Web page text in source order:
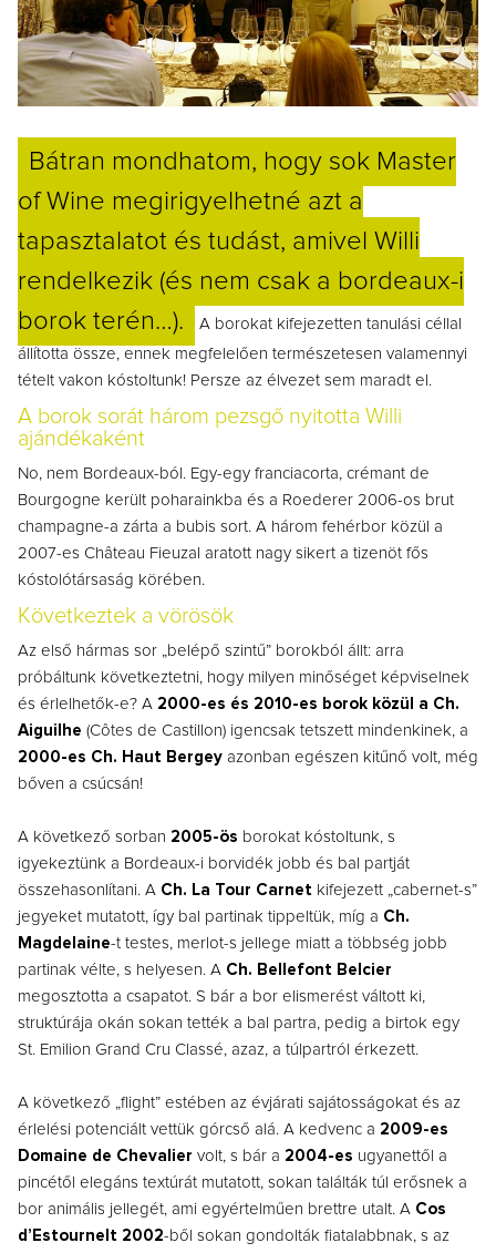
Bátran mondhatom, hogy sok Master
of Wine megirigyelhetné azt a
tapasztalatot és tudást, amivel Willi
rendelkezik (és nem csak a bordeaux-i
borok terén…).
A borokat kifejezetten tanulási céllal
állította össze, ennek megfelelően természetesen valamennyi
tételt vakon kóstoltunk! Persze az élvezet sem maradt el.
A borok sorát három pezsgő nyitotta Willi
ajándékaként
No, nem Bordeaux-ból. Egy-egy franciacorta, crémant de
Bourgogne került poharainkba és a Roederer 2006-os brut
champagne-a zárta a bubis sort. A három fehérbor közül a
2007-es Château Fieuzal aratott nagy sikert a tizenöt fős
kóstolótársaság körében.
Következtek a vörösök
Az első hármas sor „belépő szintű” borokból állt: arra
próbáltunk következtetni, hogy milyen minőséget képviselnek
és érlelhetők-e? A 2000-es és 2010-es borok közül a Ch.
Aiguilhe (Côtes de Castillon) igencsak tetszett mindenkinek, a
2000-es Ch. Haut Bergey azonban egészen kitűnő volt, még
bőven a csúcsán!
A következő sorban 2005-ös borokat kóstoltunk, s
igyekeztünk a Bordeaux-i borvidék jobb és bal partját
összehasonlítani. A Ch. La Tour Carnet kifejezett „cabernet-s”
jegyeket mutatott, így bal partinak tippeltük, míg a Ch.
Magdelaine-t testes, merlot-s jellege miatt a többség jobb
partinak vélte, s helyesen. A Ch. Bellefont Belcier
megosztotta a csapatot. S bár a bor elismerést váltott ki,
struktúrája okán sokan tették a bal partra, pedig a birtok egy
St. Emilion Grand Cru Classé, azaz, a túlpartról érkezett.
A következő „flight” estében az évjárati sajátosságokat és az
érlelési potenciált vettük górcső alá. A kedvenc a 2009-es
Domaine de Chevalier volt, s bár a 2004-es ugyanettől a
pincétől elegáns textúrát mutatott, sokan találták túl erősnek a
bor animális jellegét, ami egyértelműen brettre utalt. A Cos
d’Estournelt 2002-ből sokan gondolták fiatalabbnak, s az